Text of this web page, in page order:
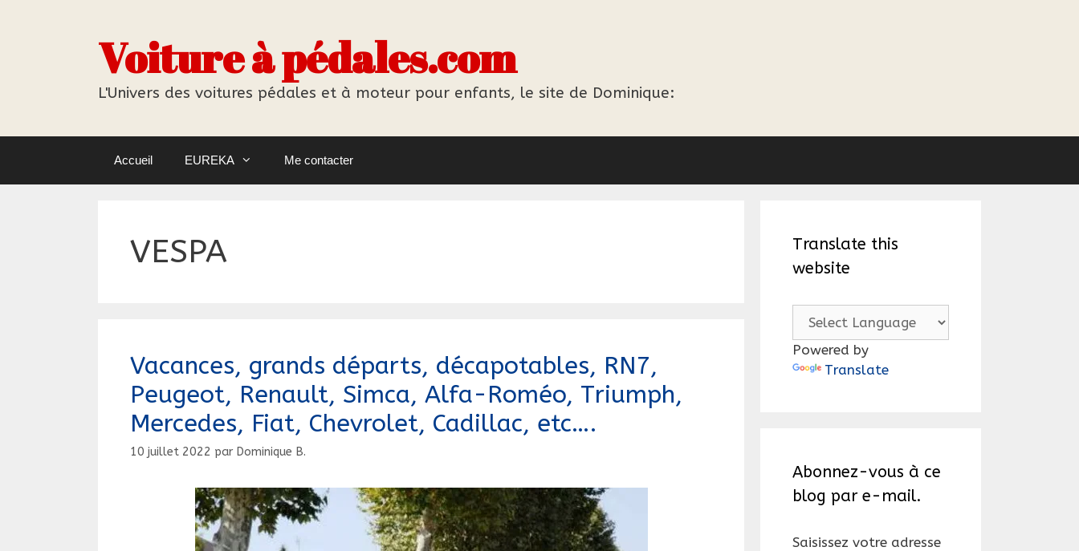
Voiture à pédales.com
L'Univers des voitures pédales et à moteur pour enfants, le site de Dominique:
Accueil EUREKA Me contacter
VESPA
Vacances, grands départs, décapotables, RN7,
Peugeot, Renault, Simca, Alfa-Roméo, Triumph,
Mercedes, Fiat, Chevrolet, Cadillac, etc….
10 juillet 2022 par Dominique B.
Translate this
website
Powered by
Translate
Abonnez-vous à ce
blog par e-mail.
Saisissez votre adresse